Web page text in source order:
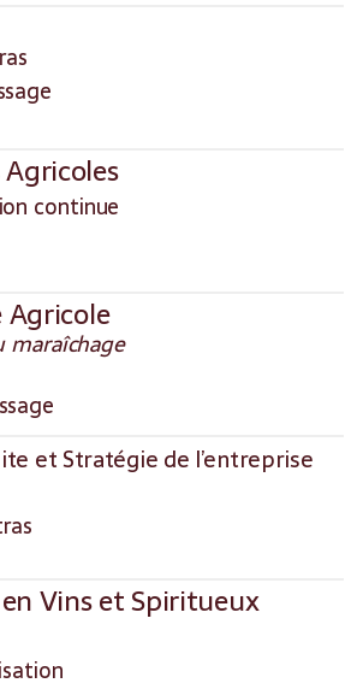
continue
Agricole
et Stratégie de l’entreprise
Vins et Spiritueux